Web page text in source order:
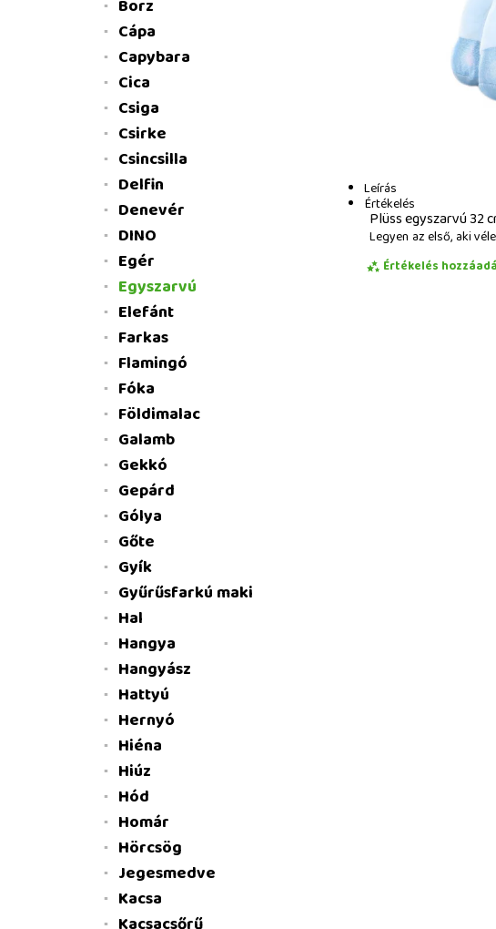
Leírás
Értékelés
Plüss egyszarvú 32
Legyen az első, aki
Értékelés
Borz
Cápa
Capybara
Cica
Csiga
Csirke
Csincsilla
Delfin
Denevér
DINO
Egér
Egyszarvú
Elefánt
Farkas
Flamingó
Fóka
Földimalac
Galamb
Gekkó
Gepárd
Gólya
Gőte
Gyík
Gyűrűsfarkú maki
Hal
Hangya
Hangyász
Hattyú
Hernyó
Hiéna
Hiúz
Hód
Homár
Hörcsög
Jegesmedve
Kacsa